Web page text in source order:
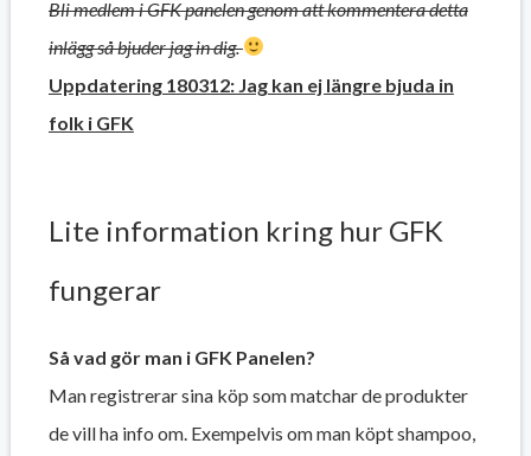
Bli medlem i GFK panelen genom att kommentera detta
inlägg så bjuder jag in dig.
Uppdatering 180312: Jag kan ej längre bjuda in
folk i GFK
Lite information kring hur GFK
fungerar
Så vad gör man i GFK Panelen?
Man registrerar sina köp som matchar de produkter
de vill ha info om. Exempelvis om man köpt shampoo,